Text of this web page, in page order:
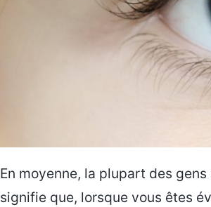
En moyenne, la plupart des
signifie que, lorsque vous êtes